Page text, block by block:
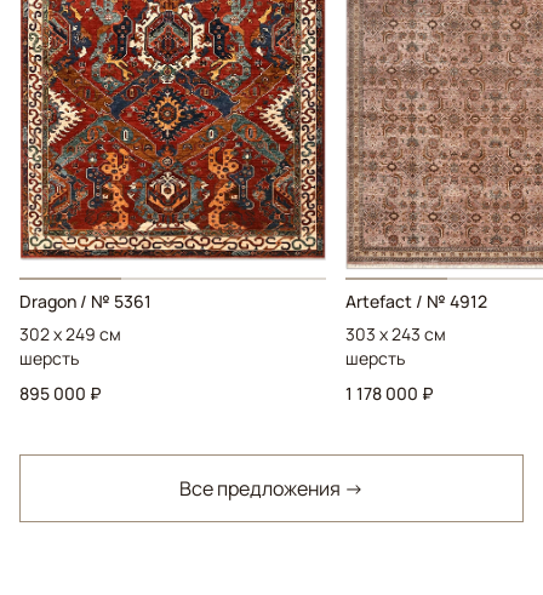
Dragon / № 5361
302 x 249 см
шерсть
895 000 ₽
Artefact / № 4912
303 x 243 см
шерсть
1 178 000 ₽
Все предложения →